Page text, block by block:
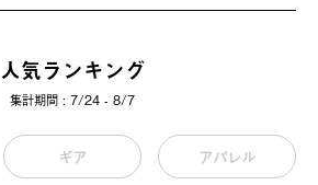
人気ランキング
集計期間 : 7/24 - 8/7
ギア アパレル